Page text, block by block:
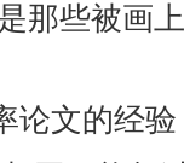
那些被画
论文的经验